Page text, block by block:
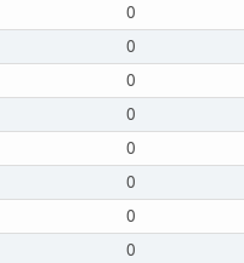
0
0
0
0
0
0
0
0